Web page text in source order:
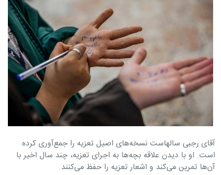
آقای رجبی سالهاست نسخه‌های اصیل تعزیه را جمع‌آوری کرده
است. او با دیدن علاقه بچه‌ها به اجرای تعزیه، چند سال اخیر با
آن‌ها تمرین می‌کند و اشعار تعزیه را حفظ می‌کنند.